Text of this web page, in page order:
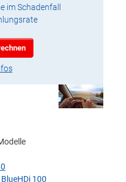
im Schadenfall
100